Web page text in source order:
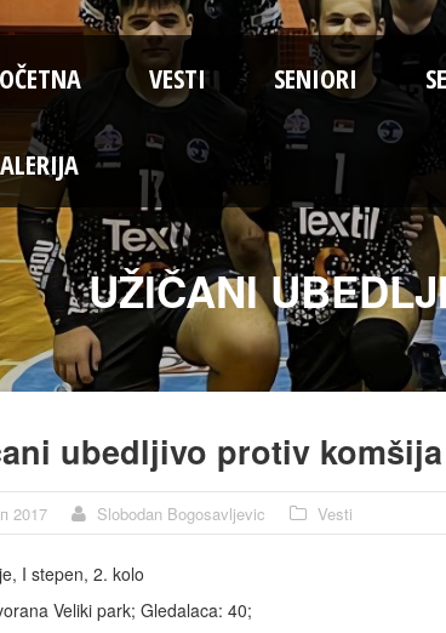
VESTI SENIORI
UŽIČANI
ubedljivo protiv
2017 Slobodan Bogosavljevic Vesti
I stepen, 2. kolo
Veliki park; Gledalaca: 40;